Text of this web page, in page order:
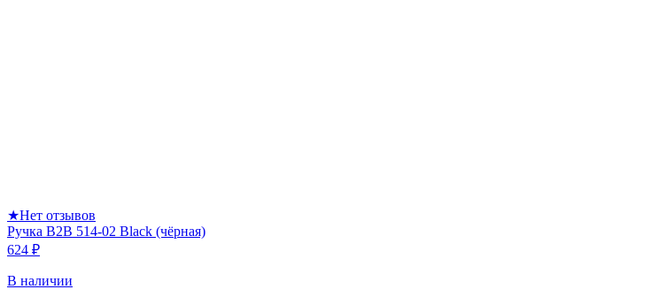
★Нет отзывов
Ручка B2B 514-02 Black (чёрная)
624 ₽
В наличии